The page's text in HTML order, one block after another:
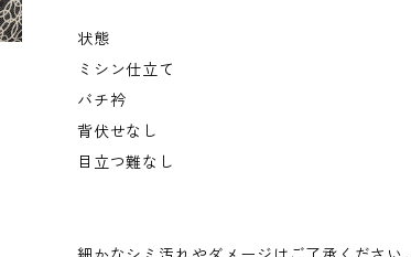
状態
ミシン仕立て
バチ衿
背伏せなし
目立つ難なし